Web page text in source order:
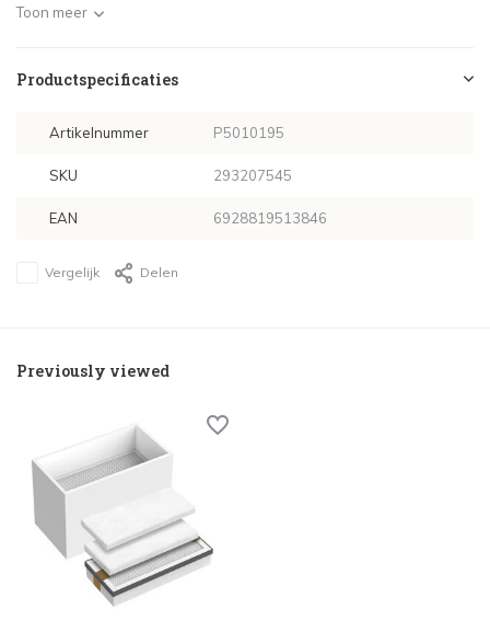
Toon meer
Productspecificaties
Artikelnummer P5010195
SKU 293207545
EAN 6928819513846
Vergelijk Delen
Previously viewed